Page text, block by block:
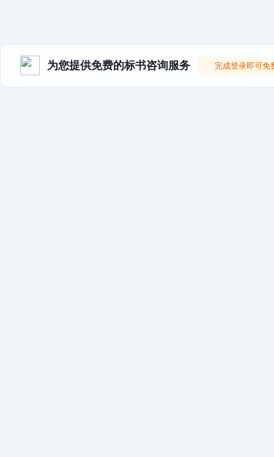
为您提供免费的标书咨询服务 完成登录即可免